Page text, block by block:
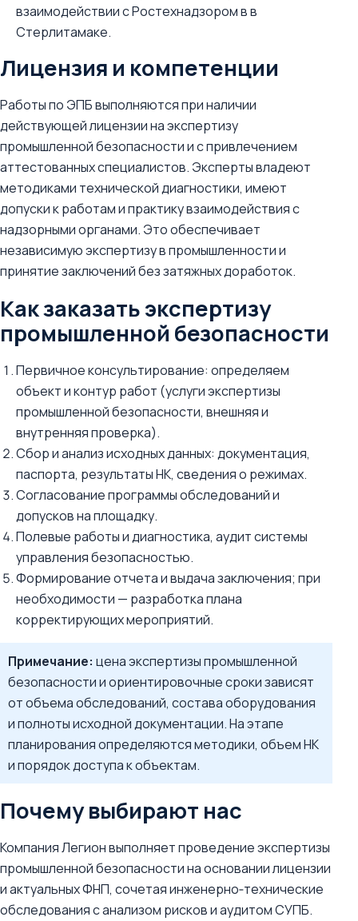
взаимодействии с Ростехнадзором в в
Стерлитамаке.
Лицензия и компетенции
Работы по ЭПБ выполняются при наличии
действующей лицензии на экспертизу
промышленной безопасности и с привлечением
аттестованных специалистов. Эксперты владеют
методиками технической диагностики, имеют
допуски к работам и практику взаимодействия с
надзорными органами. Это обеспечивает
независимую экспертизу в промышленности и
принятие заключений без затяжных доработок.
Как заказать экспертизу
промышленной безопасности
Первичное консультирование: определяем
объект и контур работ (услуги экспертизы
промышленной безопасности, внешняя и
внутренняя проверка).
Сбор и анализ исходных данных: документация,
паспорта, результаты НК, сведения о режимах.
Согласование программы обследований и
допусков на площадку.
Полевые работы и диагностика, аудит системы
управления безопасностью.
Формирование отчета и выдача заключения; при
необходимости — разработка плана
корректирующих мероприятий.
Примечание: цена экспертизы промышленной
безопасности и ориентировочные сроки зависят
от объема обследований, состава оборудования
и полноты исходной документации. На этапе
планирования определяются методики, объем НК
и порядок доступа к объектам.
Почему выбирают нас
Компания Легион выполняет проведение экспертизы
промышленной безопасности на основании лицензии
и актуальных ФНП, сочетая инженерно‑технические
обследования с анализом рисков и аудитом СУПБ.